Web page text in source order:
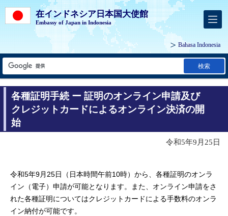
在インドネシア日本国大使館
Embassy of Japan in Indonesia
Bahasa Indonesia
検索
各種証明手続 ー 証明のオンライン申請及び
クレジットカードによるオンライン決済の開
始
令和5年9月25日
令和5年9月25日（日本時間午前10時）から、各種証明のオンラ
イン（電子）申請が可能となります。また、オンライン申請をさ
れた各種証明についてはクレジットカードによる手数料のオンラ
イン納付が可能です。